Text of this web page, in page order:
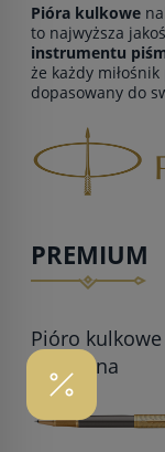
Pióra kulkowe
to najwyższa
instrumentu
że każdy miłośnik
dopasowany do
PREMIUM
Pióro
specjalna